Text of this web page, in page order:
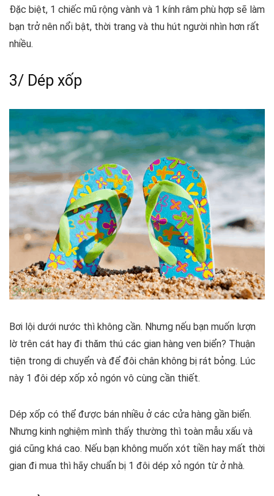
Đặc biệt, 1 chiếc mũ rộng vành và 1 kính râm phù hợp sẽ làm
bạn trở nên nổi bật, thời trang và thu hút người nhìn hơn rất
nhiều.
3/ Dép xốp
Bơi lội dưới nước thì không cần. Nhưng nếu bạn muốn lượn
lờ trên cát hay đi thăm thú các gian hàng ven biển? Thuận
tiện trong di chuyển và để đôi chân không bị rát bỏng. Lúc
này 1 đôi dép xốp xỏ ngón vô cùng cần thiết.
Dép xốp có thể được bán nhiều ở các cửa hàng gần biển.
Nhưng kinh nghiệm mình thấy thường thì toàn mẫu xấu và
giá cũng khá cao. Nếu bạn không muốn xót tiền hay mất thời
gian đi mua thì hãy chuẩn bị 1 đôi dép xỏ ngón từ ở nhà.